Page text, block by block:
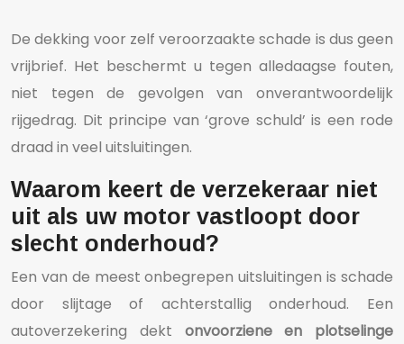
De dekking voor zelf veroorzaakte schade is dus geen
vrijbrief. Het beschermt u tegen alledaagse fouten,
niet tegen de gevolgen van onverantwoordelijk
rijgedrag. Dit principe van ‘grove schuld’ is een rode
draad in veel uitsluitingen.
Waarom keert de verzekeraar niet
uit als uw motor vastloopt door
slecht onderhoud?
Een van de meest onbegrepen uitsluitingen is schade
door slijtage of achterstallig onderhoud. Een
autoverzekering dekt onvoorziene en plotselinge